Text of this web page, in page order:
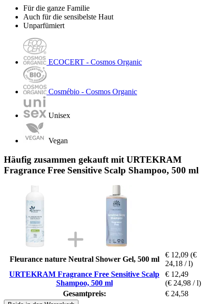
Für die ganze Familie
Auch für die sensibelste Haut
Unparfümiert
ECOCERT - Cosmos Organic
Cosmébio - Cosmos Organic
Unisex
Vegan
Häufig zusammen gekauft mit URTEKRAM
Fragrance Free Sensitive Scalp Shampoo, 500 ml
Fleurance nature Neutral Shower Gel, 500 ml
€ 12,09 (€
24,18 / l)
URTEKRAM Fragrance Free Sensitive Scalp
Shampoo, 500 ml
€ 12,49
(€ 24,98 / l)
Gesamtpreis:
€ 24,58